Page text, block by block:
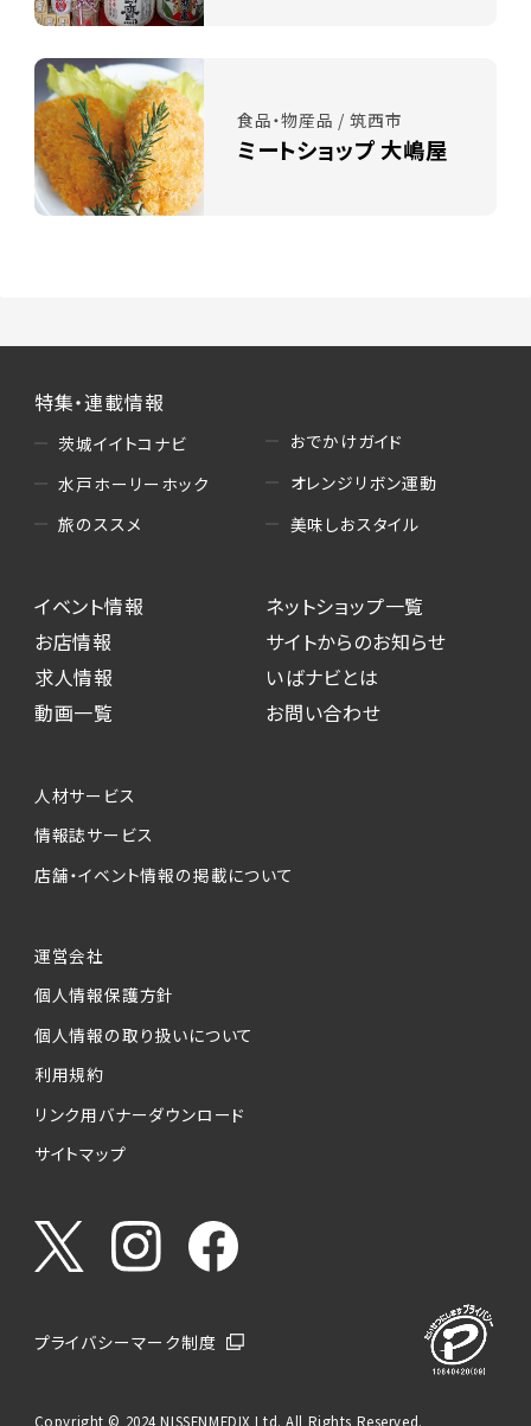
食品・物産品 / 筑西市
ミートショップ 大嶋屋
特集・連載情報
茨城イイトコナビ
水戸ホーリーホック
旅のススメ
おでかけガイド
オレンジリボン運動
美味しおスタイル
イベント情報
お店情報
求人情報
動画一覧
ネットショップ一覧
サイトからのお知らせ
いばナビとは
お問い合わせ
人材サービス
情報誌サービス
店舗・イベント情報の掲載について
運営会社
個人情報保護方針
個人情報の取り扱いについて
利用規約
リンク用バナーダウンロード
サイトマップ
プライバシーマーク制度
Copyright © 2024 NISSENMEDIX Ltd. All Rights Reserved.